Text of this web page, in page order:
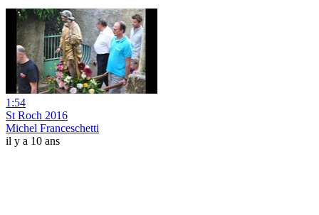
1:54
St Roch 2016
Michel Franceschetti
il y a 10 ans